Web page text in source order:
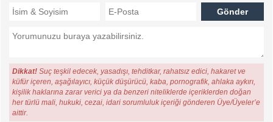
Dikkat! Suç teşkil edecek, yasadışı, tehditkar, rahatsız edici, hakaret ve
küfür içeren, aşağılayıcı, küçük düşürücü, kaba, pornografik, ahlaka aykırı,
kişilik haklarına zarar verici ya da benzeri niteliklerde içeriklerden doğan
her türlü mali, hukuki, cezai, idari sorumluluk içeriği gönderen Üye/Üyeler’e
aittir.